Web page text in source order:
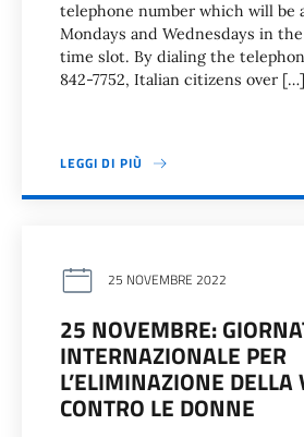
telephone number which will be
Mondays and Wednesdays in
time slot. By dialing the
842-7752, Italian citizens over […]
LEGGI DI PIÙ
25 NOVEMBRE 2022
25 NOVEMBRE:
INTERNAZIONALE PER
L’ELIMINAZIONE
CONTRO LE DONNE